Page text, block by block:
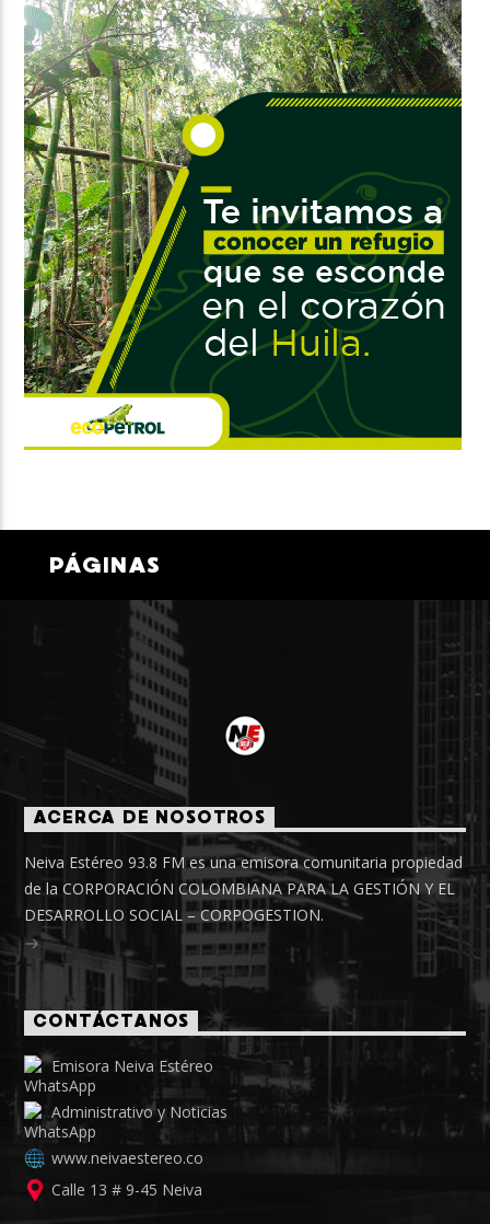
PÁGINAS
ACERCA DE NOSOTROS
Neiva Estéreo 93.8 FM es una emisora comunitaria propiedad
de la CORPORACIÓN COLOMBIANA PARA LA GESTIÓN Y EL
DESARROLLO SOCIAL – CORPOGESTION.
CONTÁCTANOS
Emisora Neiva Estéreo
Administrativo y Noticias
www.neivaestereo.co
Calle 13 # 9-45 Neiva